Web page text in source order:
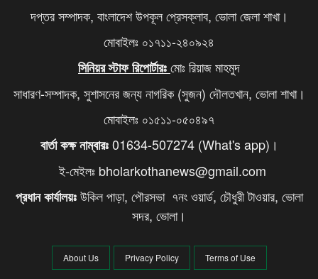
দপ্তর সম্পাদক, বাংলাদেশ উপকূল প্রেসক্লাব, ভোলা জেলা শাখা।
মোবাইলঃ ০১৭১১-২৪০৯২৪
সিনিয়র স্টাফ রিপোর্টারঃমোঃ রিয়াজ মাহমুদ
সাধারণ-সম্পাদক, সুশাসনের জন্য নাগরিক (সুজন) দৌলতখান, ভোলা শাখা।
মোবাইলঃ ০১৫১১-০৫০৪৯৭
বার্তা কক্ষ নাম্বারঃ01634-507274 (What's app)।
ই-মেইলঃ bholarkothanews@gmail.com
প্রধান কার্যালয়ঃউকিল পাড়া, পৌরসভা ৭নং ওয়ার্ড, চৌধুরী টাওয়ার, ভোলা
সদর, ভোলা।
About Us Privacy Policy Terms of Use